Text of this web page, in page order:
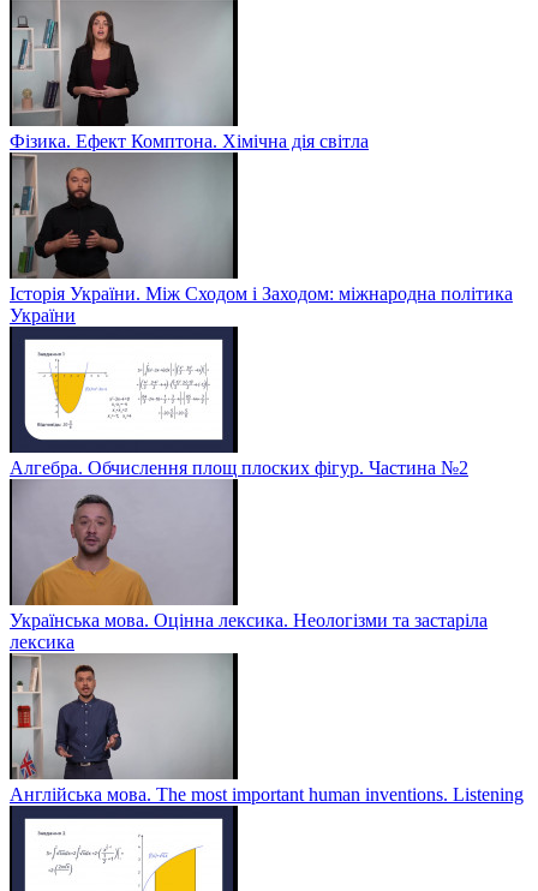
Фізика. Ефект Комптона. Хімічна дія світла
Історія України. Між Сходом і Заходом: міжнародна політика
України
Алгебра. Обчислення площ плоских фігур. Частина №2
Українська мова. Оцінна лексика. Неологізми та застаріла
лексика
Англійська мова. The most important human inventions. Listening